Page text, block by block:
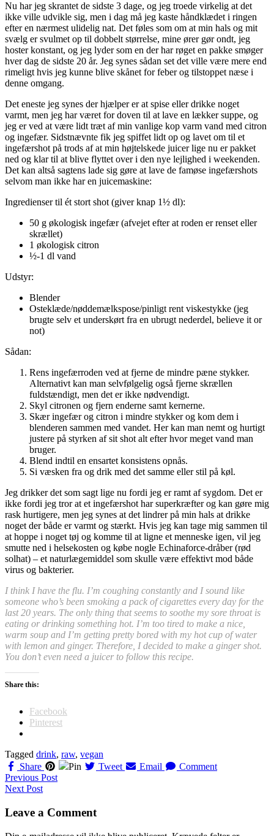
Nu har jeg skrantet de sidste 3 dage, og jeg troede virkelig at det
ikke ville udvikle sig, men i dag må jeg kaste håndklædet i ringen
efter en nærmest ulidelig nat. Det føles som om at min hals og mit
svælg er svulmet op til dobbelt størrelse, mine ører gør ondt, jeg
hoster konstant, og jeg lyder som en der har røget en pakke smøger
hver dag de sidste 20 år. Jeg synes sådan set det ville være mere end
rimeligt hvis jeg kunne blive skånet for feber og tilstoppet næse i
denne omgang.
Det eneste jeg synes der hjælper er at spise eller drikke noget
varmt, men jeg har været for doven til at lave en lækker suppe, og
jeg er ved at være lidt træt af min vanlige kop varm vand med citron
og ingefær. Sidstnævnte fik jeg spiffet lidt op og lavet om til et
ingefærshot på trods af at min højtelskede juicer lige nu er pakket
ned og klar til at blive flyttet over i den nye lejlighed i weekenden.
Det kan altså sagtens lade sig gøre at lave de famøse ingefærshots
selvom man ikke har en juicemaskine:
Ingredienser til ét stort shot (giver knap 1½ dl):
50 g økologisk ingefær (afvejet efter at roden er renset eller
skrællet)
1 økologisk citron
½-1 dl vand
Udstyr:
Blender
Osteklæde/nøddemælkspose/pinligt rent viskestykke (jeg
brugte selv et underskørt fra en ubrugt nederdel, believe it or
not)
Sådan:
Rens ingefærroden ved at fjerne de mindre pæne stykker.
Alternativt kan man selvfølgelig også fjerne skrællen
fuldstændigt, men det er ikke nødvendigt.
Skyl citronen og fjern enderne samt kernerne.
Skær ingefær og citron i mindre stykker og kom dem i
blenderen sammen med vandet. Her kan man nemt og hurtigt
justere på styrken af sit shot alt efter hvor meget vand man
bruger.
Blend indtil en ensartet konsistens opnås.
Si væsken fra og drik med det samme eller stil på køl.
Jeg drikker det som sagt lige nu fordi jeg er ramt af sygdom. Det er
ikke fordi jeg tror at et ingefærshot har superkræfter og kan gøre mig
rask hurtigere, men jeg synes at det lindrer på min hals at drikke
noget der både er varmt og stærkt. Hvis jeg kan tage mig sammen til
at hoppe i noget tøj og komme til at ligne et menneske igen, vil jeg
smutte ned i helsekosten og købe nogle Echinaforce-dråber (rød
solhat) – et naturlægemiddel som skulle være effektivt mod både
virus og bakterier.
I think I have the flu. I’m coughing constantly and I sound like
someone who’s been smoking a pack ofcigarettes every day for the
last 20 years. The only thing that seems to soothe my sore throat is
eating or drinking something hot. I’m too tired to make a nice,
warm soup and I’m getting pretty bored with my hot cup of water
with lemon and ginger. Therefore, I decided to make a ginger shot.
You don’t even need a juicer to follow this recipe.
Share this:
Facebook
Pinterest
Tagged drink, raw, vegan
Share
Pin Tweet Email Comment
Navigation
til
indlæg
Previous Post
Next Post
Leave a Comment